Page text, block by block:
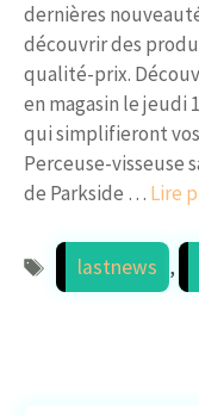
dernières
découvrir des
qualité-prix.
en magasin le jeudi
qui simplifieront
Perceuse-visseuse
de Parkside … Lire
Étiquettes
lastnews ,